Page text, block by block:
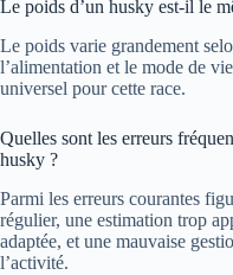
Le poids d’un husky est-il le
Le poids varie grandement
l’alimentation et le mode de
universel pour cette race.
Quelles sont les erreurs
husky ?
Parmi les erreurs courantes
régulier, une estimation trop
adaptée, et une mauvaise
l’activité.